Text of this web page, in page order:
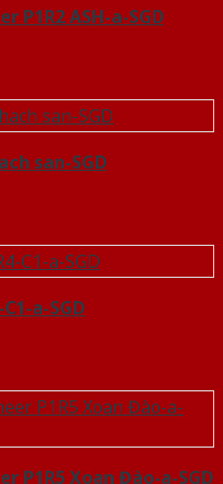
P1R2 ASH-a-SGD
san-SGD
a-SGD
P1R5 Xoan Đào-a-SGD